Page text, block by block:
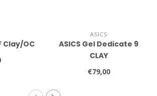
Clay/OC
ASICS
ASICS Gel Dedicate 9
CLAY
€79,00